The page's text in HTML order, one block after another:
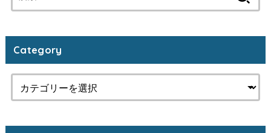
索:
Category